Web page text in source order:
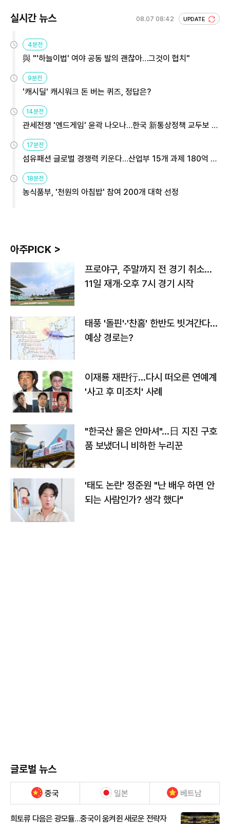
실시간 뉴스 08.07 08:42 UPDATE
4분전
與 "'하늘이법' 여야 공동 발의 괜찮아…그것이 협치"
9분전
'캐시딜' 캐시워크 돈 버는 퀴즈, 정답은?
14분전
관세전쟁 '엔드게임' 윤곽 나오나…한국 新통상정책 교두보 활
용해야
17분전
섬유패션 글로벌 경쟁력 키운다…산업부 15개 과제 180억 지
원
18분전
농식품부, '천원의 아침밥' 참여 200개 대학 선정
아주PICK >
프로야구, 주말까지 전 경기 취소…
11일 재개·오후 7시 경기 시작
태풍 '돌핀'·'찬홈' 한반도 빗겨간다…
예상 경로는?
이재룡 재판行…다시 떠오른 연예계
'사고 후 미조치' 사례
"한국산 물은 안마셔"…日 지진 구호
품 보냈더니 비하한 누리꾼
'태도 논란' 정준원 "난 배우 하면 안
되는 사람인가? 생각 했다"
글로벌 뉴스
중국 일본 베트남
희토류 다음은 광모듈…중국이 움켜쥔 새로운 전략자